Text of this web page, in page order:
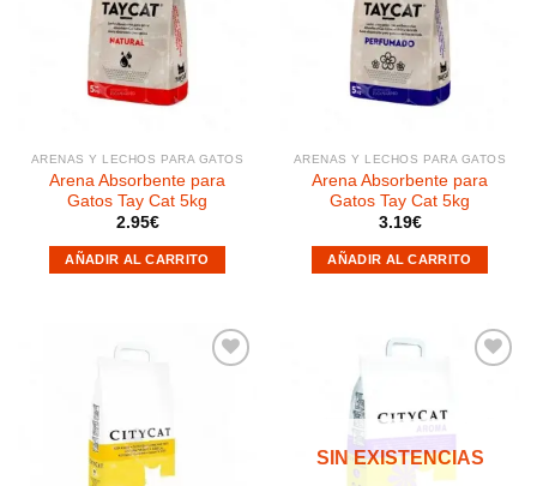
ARENAS Y LECHOS PARA GATOS
Arena Absorbente para
Gatos Tay Cat 5kg
2.95€
AÑADIR AL CARRITO
ARENAS Y LECHOS PARA GATOS
Arena Absorbente para
Gatos Tay Cat 5kg
3.19€
AÑADIR AL CARRITO
lista de
SIN EXISTENCIAS